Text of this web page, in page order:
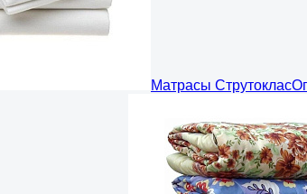
Матрасы Струтоклас